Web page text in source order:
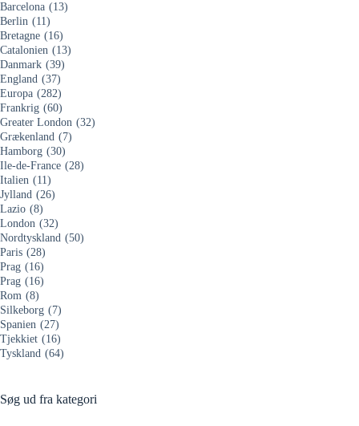
Barcelona (13)
Berlin (11)
Bretagne (16)
Catalonien (13)
Danmark (39)
England (37)
Europa (282)
Frankrig (60)
Greater London (32)
Grækenland (7)
Hamborg (30)
Ile-de-France (28)
Italien (11)
Jylland (26)
Lazio (8)
London (32)
Nordtyskland (50)
Paris (28)
Prag (16)
Prag (16)
Rom (8)
Silkeborg (7)
Spanien (27)
Tjekkiet (16)
Tyskland (64)
Søg ud fra kategori